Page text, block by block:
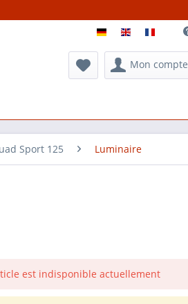
Mon compte
Sport 125 Luminaire
est indisponible actuellement